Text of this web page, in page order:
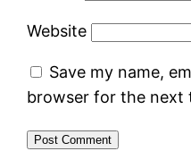
Website
Save my name,
browser for the next